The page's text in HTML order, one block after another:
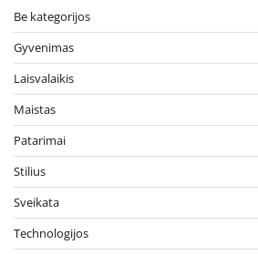
Be kategorijos
Gyvenimas
Laisvalaikis
Maistas
Patarimai
Stilius
Sveikata
Technologijos